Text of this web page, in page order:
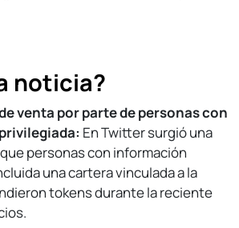
noticia?
venta por parte de personas con
En Twitter surgió una
personas con información
una cartera vinculada a la
tokens durante la reciente